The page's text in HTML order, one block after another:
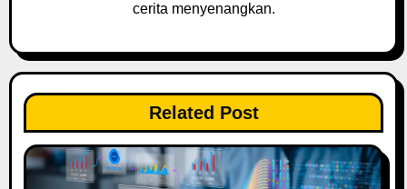
o
n
cerita menyenangkan.
Related Post